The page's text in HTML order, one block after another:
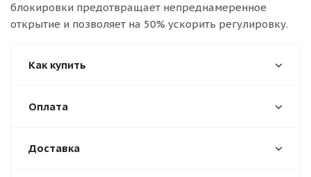
блокировки предотвращает непреднамеренное
открытие и позволяет на 50% ускорить регулировку.
Как купить
Оплата
Доставка